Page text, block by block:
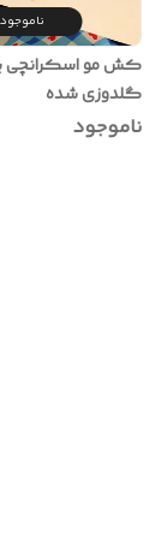
ناموجود
کش مو اسکرانچی
گلدوزی شده
ناموجود